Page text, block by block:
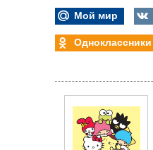
Мой мир
Одноклассники